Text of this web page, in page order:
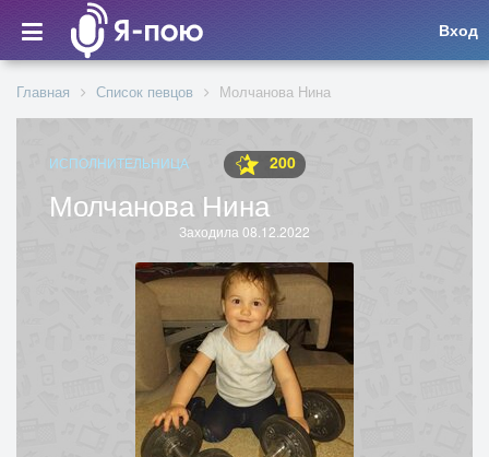
Вход
Главная Список певцов Молчанова Нина
ИСПОЛНИТЕЛЬНИЦА 200
Молчанова Нина
Заходила 08.12.2022